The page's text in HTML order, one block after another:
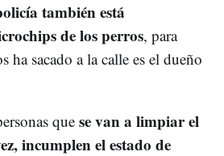
también está
de los perros, para
ha sacado a la calle es el dueño
que se van a limpiar el
incumplen el estado de